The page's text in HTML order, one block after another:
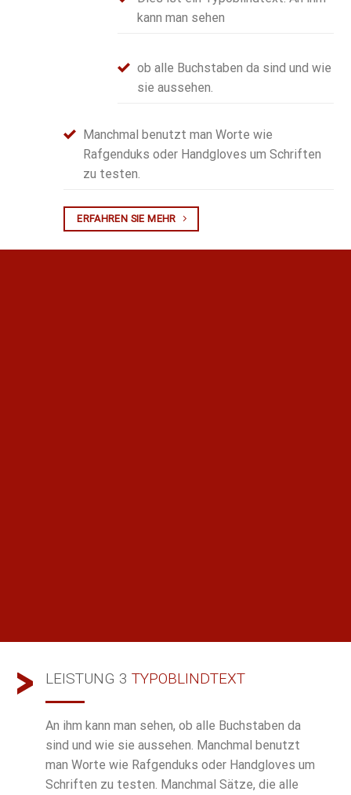
kann man sehen
ob alle Buchstaben da sind und wie
sie aussehen.
Manchmal benutzt man Worte wie
Rafgenduks oder Handgloves um Schriften
zu testen.
ERFAHREN SIE MEHR
LEISTUNG 3TYPOBLINDTEXT
An ihm kann man sehen, ob alle Buchstaben da
sind und wie sie aussehen. Manchmal benutzt
man Worte wie Rafgenduks oder Handgloves um
Schriften zu testen. Manchmal Sätze, die alle